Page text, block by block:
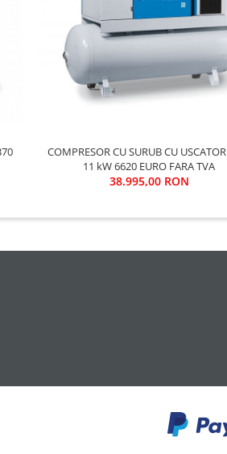
COMPRESOR CU SURUB CU USCATOR MSA
11 kW 6620 EURO FARA TVA
38.995,00 RON